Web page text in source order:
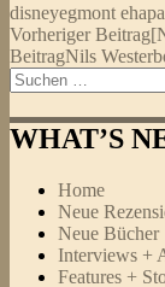
disneyegmont
Vorheriger Beitrag
BeitragNils
Suchen
nach:
WHAT’S
Home
Neue
Neue Bücher
Interviews +
Features +